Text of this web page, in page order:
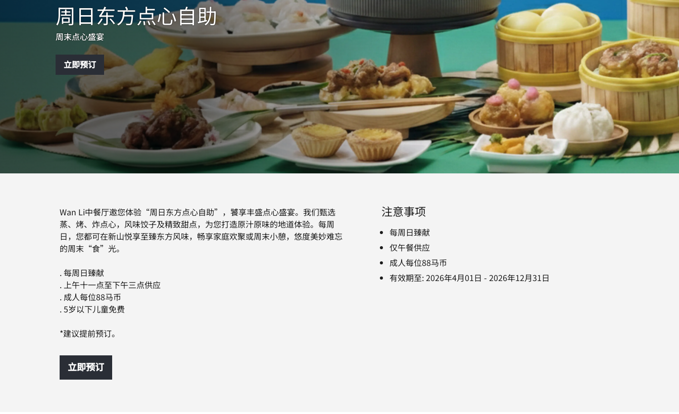
周日东方点心自助
周末点心盛宴
立即预订
Wan Li中餐厅邀您体验“周日东方点心自助”，饕享丰盛点心盛宴。我们甄选
蒸、烤、炸点心，风味饺子及精致甜点，为您打造原汁原味的地道体验。每周
日，您都可在新山悦享至臻东方风味，畅享家庭欢聚或周末小憩，悠度美妙难忘
的周末“食”光。
. 每周日臻献
. 上午十一点至下午三点供应
. 成人每位88马币
. 5岁以下儿童免费
*建议提前预订。
立即预订
注意事项
每周日臻献
仅午餐供应
成人每位88马币
有效期至:2026年4月01日 - 2026年12月31日